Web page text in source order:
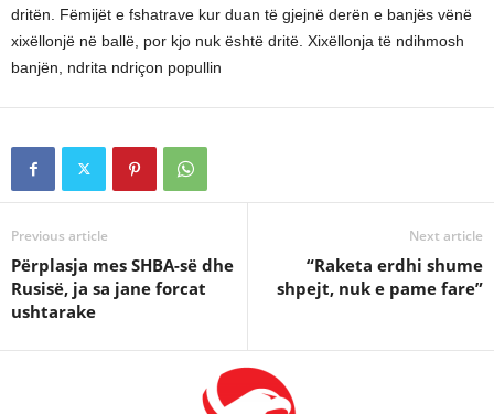
dritën. Fëmijët e fshatrave kur duan të gjejnë derën e banjës vënë
xixëllonjë në ballë, por kjo nuk është dritë. Xixëllonja të ndihmosh
banjën, ndrita ndriçon popullin
Previous article
Përplasja mes SHBA-së dhe
Rusisë, ja sa jane forcat
ushtarake
Next article
“Raketa erdhi shume
shpejt, nuk e pame fare”